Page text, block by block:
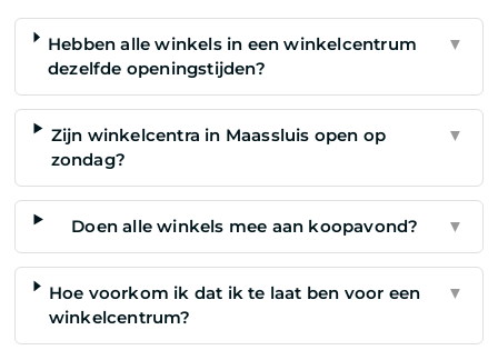
Hebben alle winkels in een winkelcentrum
dezelfde openingstijden?
▼
Zijn winkelcentra in Maassluis open op
zondag?
▼
Doen alle winkels mee aan koopavond? ▼
Hoe voorkom ik dat ik te laat ben voor een
winkelcentrum?
▼